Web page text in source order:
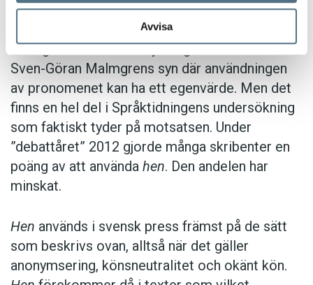
Avvisa
Den koppling Karin Milles gör mellanhens
utbredning och motstånd mot
Sverigedemokraterna tycks gå hand i hand med
Sven-Göran Malmgrens syn där användningen
av pronomenet kan ha ett egenvärde. Men det
finns en hel del i Språktidningens undersökning
som faktiskt tyder på motsatsen. Under
”debattåret” 2012 gjorde många skribenter en
poäng av att använda hen. Den andelen har
minskat.
Hen används i svensk press främst på de sätt
som beskrivs ovan, alltså när det gäller
anonymsering, könsneutralitet och okänt kön.